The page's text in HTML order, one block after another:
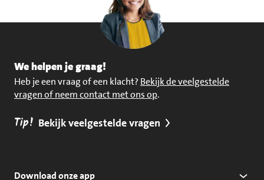
We helpen je graag!
Heb je een vraag of een klacht? Bekijk de veelgestelde
vragen of neem contact met ons op.
Tip! Bekijk veelgestelde vragen
Download onze app